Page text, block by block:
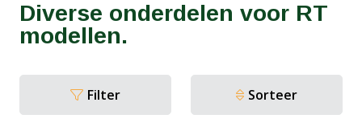
Diverse onderdelen voor RT
modellen.
Filter Sorteer